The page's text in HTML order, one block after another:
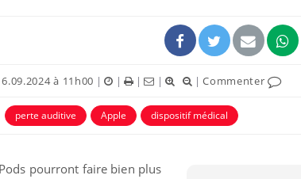
à 11h00 | | | | |Commenter
perte auditive Apple dispositif médical
pourront faire bien plusosait en parler??